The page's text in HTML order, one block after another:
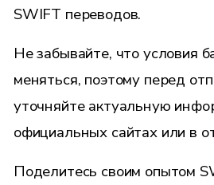
SWIFT переводов.
Не забывайте, что условия
меняться, поэтому перед
уточняйте актуальную
официальных сайтах или в
Поделитесь своим опытом